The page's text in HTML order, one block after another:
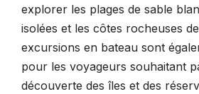
explorer les plages de sable
isolées et les côtes rocheuses
excursions en bateau sont
pour les voyageurs souhaitant
découverte des îles et des